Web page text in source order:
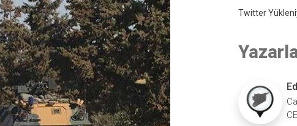
Twitter